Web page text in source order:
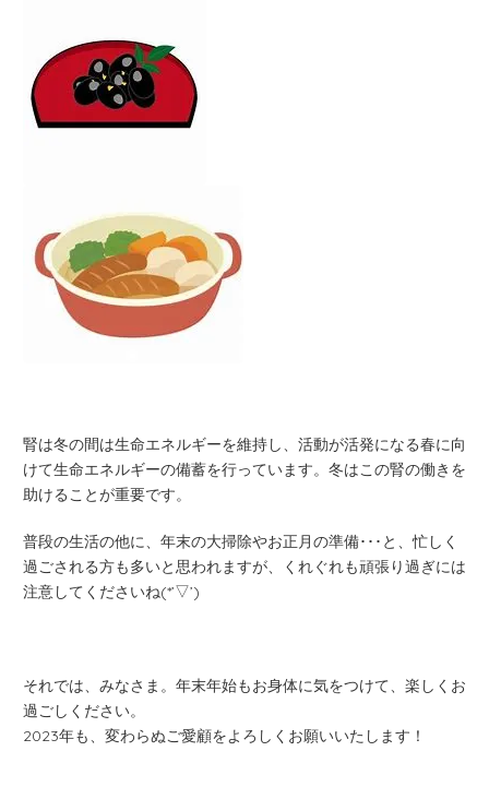
腎は冬の間は生命エネルギーを維持し、活動が活発になる春に向
けて生命エネルギーの備蓄を行っています。冬はこの腎の働きを
助けることが重要です。
普段の生活の他に、年末の大掃除やお正月の準備･･･と、忙しく
過ごされる方も多いと思われますが、くれぐれも頑張り過ぎには
注意してくださいね(*’▽’)
それでは、みなさま。年末年始もお身体に気をつけて、楽しくお
過ごしください。
2023年も、変わらぬご愛顧をよろしくお願いいたします！